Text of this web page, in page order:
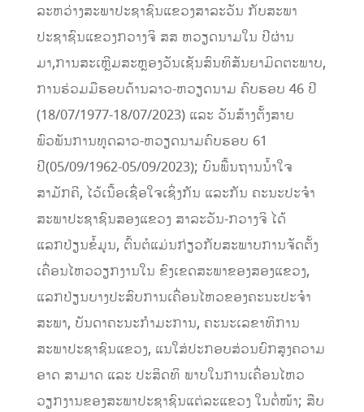
ລະຫວ່າງສະພາປະຊາຊົນແຂວງສາລະວັນ ກັບສະພາ
ປະຊາຊົນແຂວງກວາງຈິ ສສ ຫວຽດນາມໃນ ປີຜ່ານ
ມາ,ການສະເຫຼີມສະຫຼອງວັນເຊັນສົນທິສັນຍາມິດຕະພາບ,
ການຮ່ວມມືຮອບດ້ານລາວ-ຫວຽດນາມ ຄົບຮອບ 46 ປີ
(18/07/1977-18/07/2023) ແລະ ວັນສ້າງຕັ້ງສາຍ
ພົວພັນການທູດລາວ-ຫວຽດນາມຄົບຮອບ 61
ປີ(05/09/1962-05/09/2023); ບົນພື້ນຖານນໍ້າໃຈ
ສາມັກຄີ, ໄວ້ເນື້ອເຊື່ອໃຈເຊິ່ງກັນ ແລະກັນ ຄະນະປະຈໍາ
ສະພາປະຊາຊົນສອງແຂວງ ສາລະວັນ-ກວາງຈິ ໄດ້
ແລກປ່ຽນຂໍ້ມູນ, ຕົ້ນຕໍແມ່ນກ່ຽວກັບສະພາບການຈັດຕັ້ງ
ເຄື່ອນໄຫວວຽກງານໃນ ຂົງເຂດສະພາຂອງສອງແຂວງ,
ແລກປ່ຽນບາງປະສົບການເຄື່ອນໄຫວຂອງຄະນະປະຈຳ
ສະພາ, ບັນດາຄະນະກຳມະການ, ຄະນະເລຂາທິການ
ສະພາປະຊາຊົນແຂວງ, ແນໃສ່ປະກອບສ່ວນຍົກສູງຄວາມ
ອາດ ສາມາດ ແລະ ປະສິດທິ ພາບໃນການເຄື່ອນໄຫວ
ວຽກງານຂອງສະພາປະຊາຊົນແຕ່ລະແຂວງ ໃນຕໍ່ໜ້າ; ສືບ